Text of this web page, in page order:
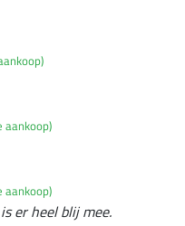
aankoop)
aankoop)
er heel blij mee.